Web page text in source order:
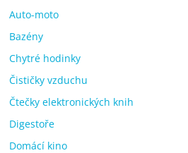
Auto-moto
Bazény
Chytré hodinky
Čističky vzduchu
Čtečky elektronických knih
Digestoře
Domácí kino